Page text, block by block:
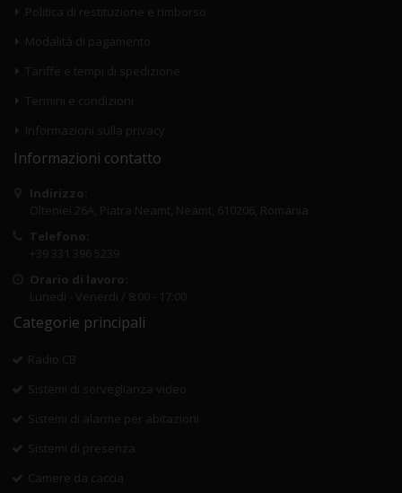
Politica di restituzione e rimborso
Modalità di pagamento
Tariffe e tempi di spedizione
Termini e condizioni
Informazioni sulla privacy
Informazioni contatto
Indirizzo:
Olteniei 26A, Piatra Neamt, Neamt, 610206, Romania
Telefono:
+39 331 396 5239
Orario di lavoro:
Lunedi - Venerdi / 8:00 - 17:00
Categorie principali
Radio CB
Sistemi di sorveglianza video
Sistemi di alarme per abitazioni
Sistemi di presenza
Camere da caccia